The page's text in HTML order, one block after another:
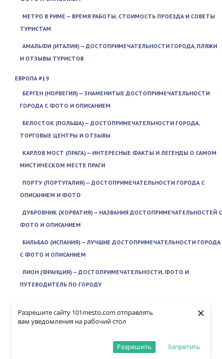
Разрешите сайту 101mesto.com отправлять
вам уведомления на рабочий стол
Запретить
Разрешить
×
МЕТРО В РИМЕ — ВРЕМЯ РАБОТЫ, СТОИМОСТЬ ПРОЕЗДА И СОВЕТЫ
ТУРИСТАМ
АМАЛЬФИ (ИТАЛИЯ) — ДОСТОПРИМЕЧАТЕЛЬНОСТИ ГОРОДА, ПЛЯЖИ
И ОТЗЫВЫ ТУРИСТОВ
ЕВРОПА #19
БЕРГЕН (НОРВЕГИЯ) — ЗНАМЕНИТЫЕ ДОСТОПРИМЕЧАТЕЛЬНОСТИ
ГОРОДА С ФОТО И ОПИСАНИЕМ
БЕЛОСТОК (ПОЛЬША) — ДОСТОПРИМЕЧАТЕЛЬНОСТИ ГОРОДА,
ТОРГОВЫЕ ЦЕНТРЫ И ОТЗЫВЫ
КАРЛОВ МОСТ (ПРАГА) — ИНТЕРЕСНЫЕ ФАКТЫ И ЛЕГЕНДЫ О САМОМ
МИСТИЧЕСКОМ МЕСТЕ ПРАГИ
ПОРТУ (ПОРТУГАЛИЯ) — ДОСТОПРИМЕЧАТЕЛЬНОСТИ ГОРОДА С
ОПИСАНИЕМ И ФОТО
ДУБРОВНИК (ХОРВАТИЯ) — НАЗВАНИЯ ДОСТОПРИМЕЧАТЕЛЬНОСТЕЙ С
ФОТО И ОПИСАНИЕМ
БИЛЬБАО (ИСПАНИЯ) — ЛУЧШИЕ ДОСТОПРИМЕЧАТЕЛЬНОСТИ ГОРОДА
С ФОТО И ОПИСАНИЕМ
ЛИОН (ФРАНЦИЯ) — ДОСТОПРИМЕЧАТЕЛЬНОСТИ, ФОТО И
ПУТЕВОДИТЕЛЬ ПО ГОРОДУ
ШТУТГАРТ (ГЕРМАНИЯ) — ГЛАВНЫЕ ДОСТОПРИМЕЧАТЕЛЬНОСТИ
ЭССЕН (ГЕРМАНИЯ) — ИСТОРИЯ ГОРОДА И ОБЗОР ГЛАВНЫХ